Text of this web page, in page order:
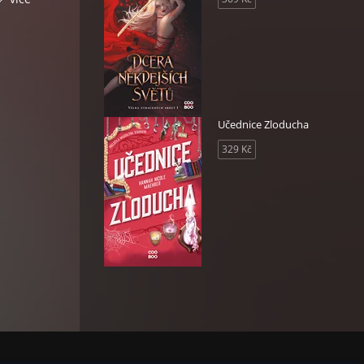
Učednice Zloducha
329 Kč